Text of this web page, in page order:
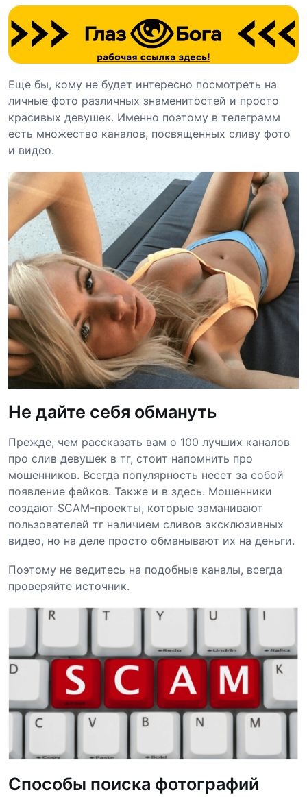
Еще бы, кому не будет интересно посмотреть на
личные фото различных знаменитостей и просто
красивых девушек. Именно поэтому в телеграмм
есть множество каналов, посвященных сливу фото
и видео.
Не дайте себя обмануть
Прежде, чем рассказать вам о 100 лучших каналов
про слив девушек в тг, стоит напомнить про
мошенников. Всегда популярность несет за собой
появление фейков. Также и в здесь. Мошенники
создают SCAM-проекты, которые заманивают
пользователей тг наличием сливов эксклюзивных
видео, но на деле просто обманывают их на деньги.
Поэтому не ведитесь на подобные каналы, всегда
проверяйте источник.
Способы поиска фотографий